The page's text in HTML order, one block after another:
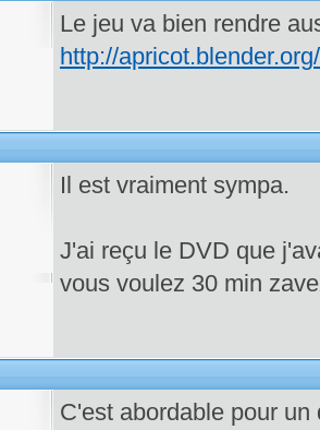
Le jeu va bien rendre
http://apricot.blender.org/
Il est vraiment sympa.
J'ai reçu le DVD que
vous voulez 30 min
C'est abordable pour